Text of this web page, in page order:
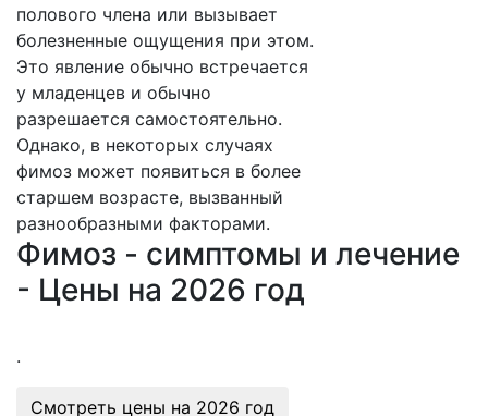
полового члена или вызывает
болезненные ощущения при этом.
Это явление обычно встречается
у младенцев и обычно
разрешается самостоятельно.
Однако, в некоторых случаях
фимоз может появиться в более
старшем возрасте, вызванный
разнообразными факторами.
Фимоз - симптомы и лечение
- Цены на 2026 год
.
Смотреть цены на 2026 год